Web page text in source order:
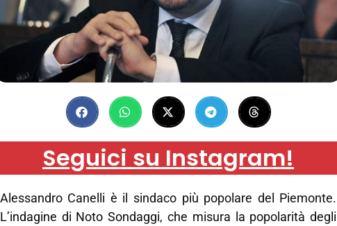
Seguici su Instagram!
Alessandro Canelli è il sindaco più popolare del Piemonte.
L’indagine di Noto Sondaggi, che misura la popolarità degli